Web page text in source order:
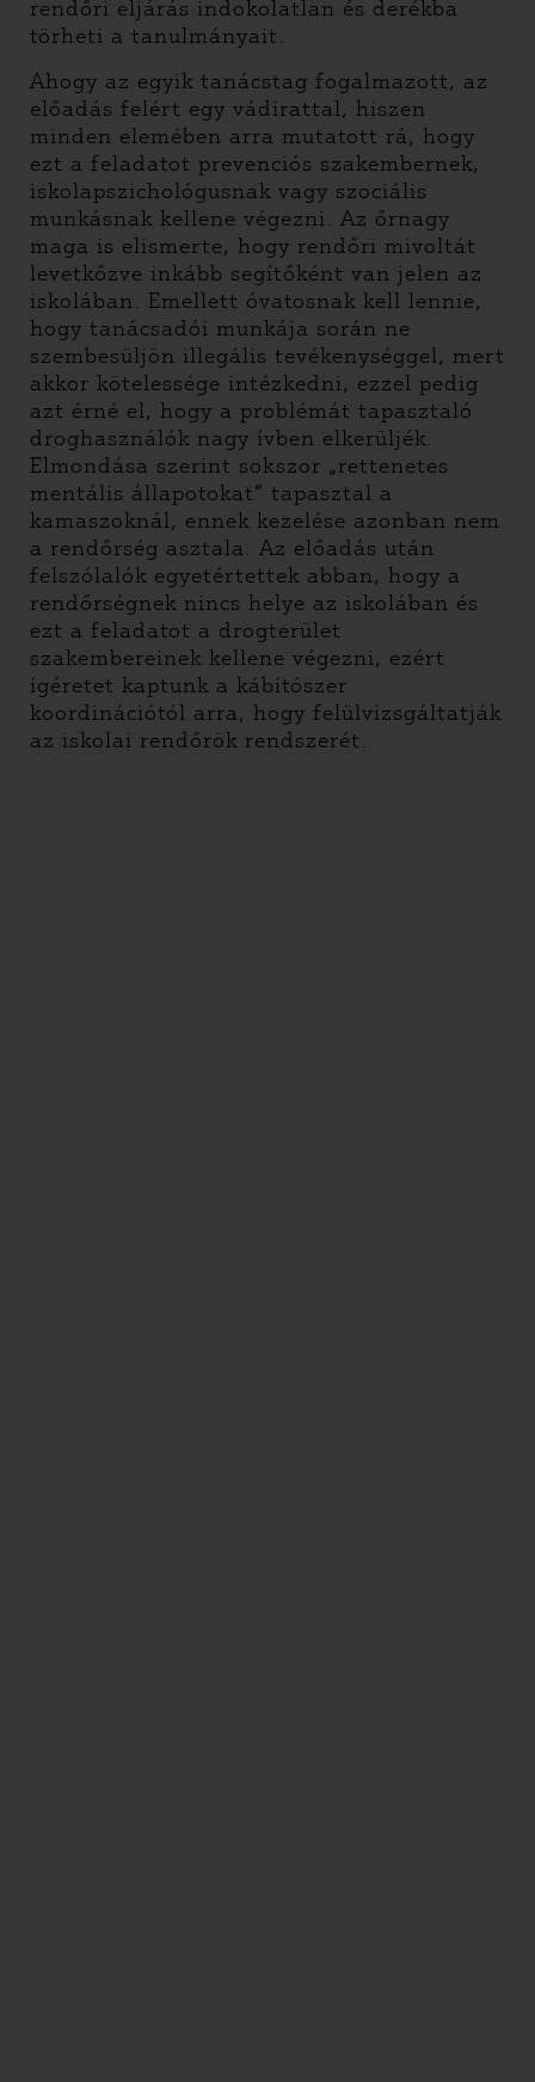
rendőri eljárás indokolatlan és derékba
törheti a tanulmányait.
Ahogy az egyik tanácstag fogalmazott, az
előadás felért egy vádirattal, hiszen
minden elemében arra mutatott rá, hogy
ezt a feladatot prevenciós szakembernek,
iskolapszichológusnak vagy szociális
munkásnak kellene végezni. Az őrnagy
maga is elismerte, hogy rendőri mivoltát
levetkőzve inkább segítőként van jelen az
iskolában. Emellett óvatosnak kell lennie,
hogy tanácsadói munkája során ne
szembesüljön illegális tevékenységgel, mert
akkor kötelessége intézkedni, ezzel pedig
azt érné el, hogy a problémát tapasztaló
droghasználók nagy ívben elkerüljék.
Elmondása szerint sokszor „rettenetes
mentális állapotokat” tapasztal a
kamaszoknál, ennek kezelése azonban nem
a rendőrség asztala. Az előadás után
felszólalók egyetértettek abban, hogy a
rendőrségnek nincs helye az iskolában és
ezt a feladatot a drogterület
szakembereinek kellene végezni, ezért
ígéretet kaptunk a kábítószer
koordinációtól arra, hogy felülvizsgáltatják
az iskolai rendőrök rendszerét.